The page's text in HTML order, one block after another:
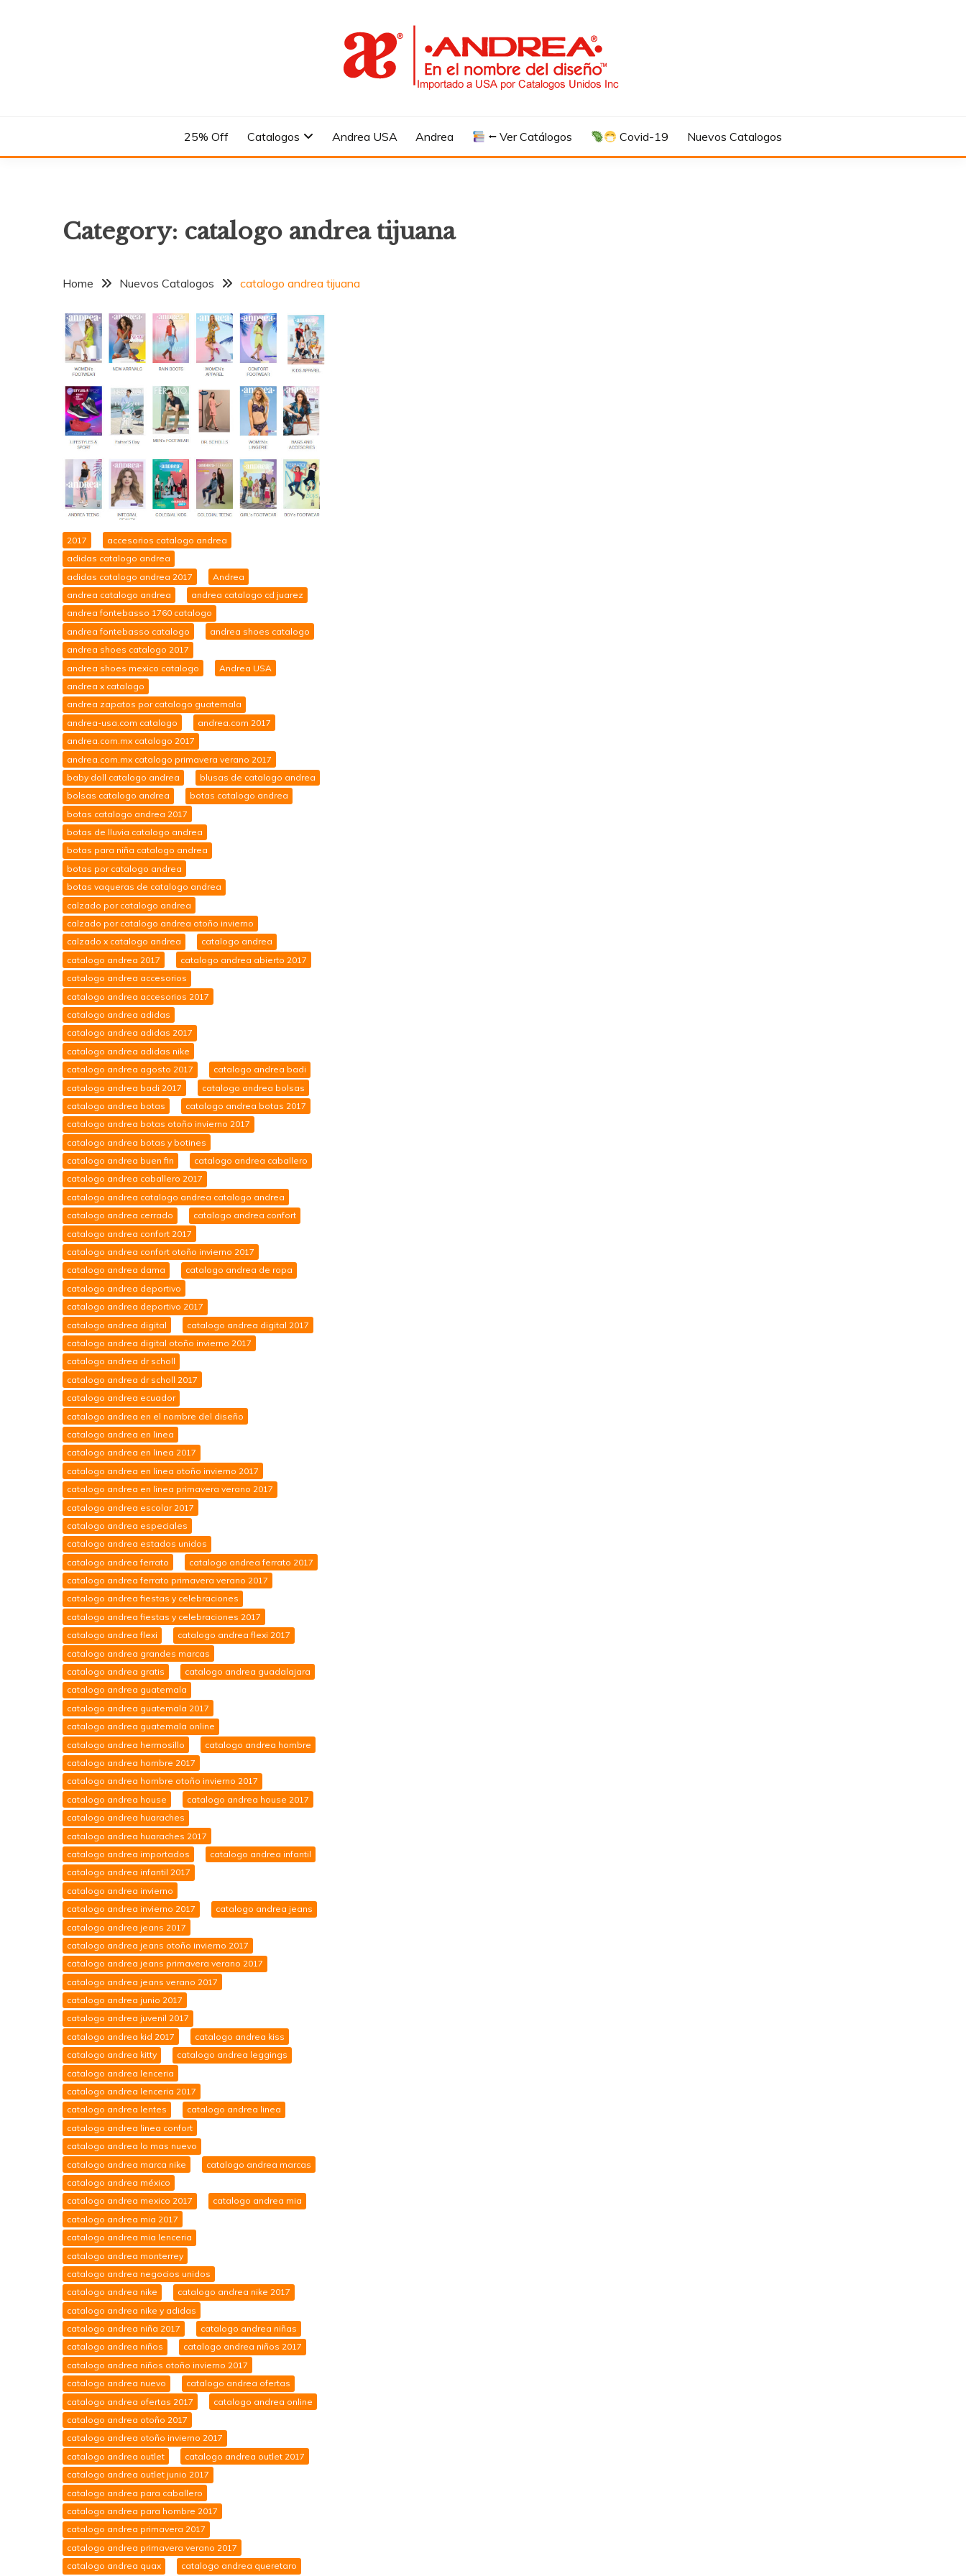
25% Off Catalogos Andrea USA Andrea ⭠ Ver Catálogos Covid-19 Nuevos Catalogos
Category: catalogo andrea tijuana
Home Nuevos Catalogos catalogo andrea tijuana
2017
accesorios catalogo andrea
adidas catalogo andrea
adidas catalogo andrea 2017
Andrea
andrea catalogo andrea
andrea catalogo cd juarez
andrea fontebasso 1760 catalogo
andrea fontebasso catalogo
andrea shoes catalogo
andrea shoes catalogo 2017
andrea shoes mexico catalogo
Andrea USA
andrea x catalogo
andrea zapatos por catalogo guatemala
andrea-usa.com catalogo
andrea.com 2017
andrea.com.mx catalogo 2017
andrea.com.mx catalogo primavera verano 2017
baby doll catalogo andrea
blusas de catalogo andrea
bolsas catalogo andrea
botas catalogo andrea
botas catalogo andrea 2017
botas de lluvia catalogo andrea
botas para niña catalogo andrea
botas por catalogo andrea
botas vaqueras de catalogo andrea
calzado por catalogo andrea
calzado por catalogo andrea otoño invierno
calzado x catalogo andrea
catalogo andrea
catalogo andrea 2017
catalogo andrea abierto 2017
catalogo andrea accesorios
catalogo andrea accesorios 2017
catalogo andrea adidas
catalogo andrea adidas 2017
catalogo andrea adidas nike
catalogo andrea agosto 2017
catalogo andrea badi
catalogo andrea badi 2017
catalogo andrea bolsas
catalogo andrea botas
catalogo andrea botas 2017
catalogo andrea botas otoño invierno 2017
catalogo andrea botas y botines
catalogo andrea buen fin
catalogo andrea caballero
catalogo andrea caballero 2017
catalogo andrea catalogo andrea catalogo andrea
catalogo andrea cerrado
catalogo andrea confort
catalogo andrea confort 2017
catalogo andrea confort otoño invierno 2017
catalogo andrea dama
catalogo andrea de ropa
catalogo andrea deportivo
catalogo andrea deportivo 2017
catalogo andrea digital
catalogo andrea digital 2017
catalogo andrea digital otoño invierno 2017
catalogo andrea dr scholl
catalogo andrea dr scholl 2017
catalogo andrea ecuador
catalogo andrea en el nombre del diseño
catalogo andrea en linea
catalogo andrea en linea 2017
catalogo andrea en linea otoño invierno 2017
catalogo andrea en linea primavera verano 2017
catalogo andrea escolar 2017
catalogo andrea especiales
catalogo andrea estados unidos
catalogo andrea ferrato
catalogo andrea ferrato 2017
catalogo andrea ferrato primavera verano 2017
catalogo andrea fiestas y celebraciones
catalogo andrea fiestas y celebraciones 2017
catalogo andrea flexi
catalogo andrea flexi 2017
catalogo andrea grandes marcas
catalogo andrea gratis
catalogo andrea guadalajara
catalogo andrea guatemala
catalogo andrea guatemala 2017
catalogo andrea guatemala online
catalogo andrea hermosillo
catalogo andrea hombre
catalogo andrea hombre 2017
catalogo andrea hombre otoño invierno 2017
catalogo andrea house
catalogo andrea house 2017
catalogo andrea huaraches
catalogo andrea huaraches 2017
catalogo andrea importados
catalogo andrea infantil
catalogo andrea infantil 2017
catalogo andrea invierno
catalogo andrea invierno 2017
catalogo andrea jeans
catalogo andrea jeans 2017
catalogo andrea jeans otoño invierno 2017
catalogo andrea jeans primavera verano 2017
catalogo andrea jeans verano 2017
catalogo andrea junio 2017
catalogo andrea juvenil 2017
catalogo andrea kid 2017
catalogo andrea kiss
catalogo andrea kitty
catalogo andrea leggings
catalogo andrea lenceria
catalogo andrea lenceria 2017
catalogo andrea lentes
catalogo andrea linea
catalogo andrea linea confort
catalogo andrea lo mas nuevo
catalogo andrea marca nike
catalogo andrea marcas
catalogo andrea méxico
catalogo andrea mexico 2017
catalogo andrea mia
catalogo andrea mia 2017
catalogo andrea mia lenceria
catalogo andrea monterrey
catalogo andrea negocios unidos
catalogo andrea nike
catalogo andrea nike 2017
catalogo andrea nike y adidas
catalogo andrea niña 2017
catalogo andrea niñas
catalogo andrea niños
catalogo andrea niños 2017
catalogo andrea niños otoño invierno 2017
catalogo andrea nuevo
catalogo andrea ofertas
catalogo andrea ofertas 2017
catalogo andrea online
catalogo andrea otoño 2017
catalogo andrea otoño invierno 2017
catalogo andrea outlet
catalogo andrea outlet 2017
catalogo andrea outlet junio 2017
catalogo andrea para caballero
catalogo andrea para hombre 2017
catalogo andrea primavera 2017
catalogo andrea primavera verano 2017
catalogo andrea quax
catalogo andrea queretaro